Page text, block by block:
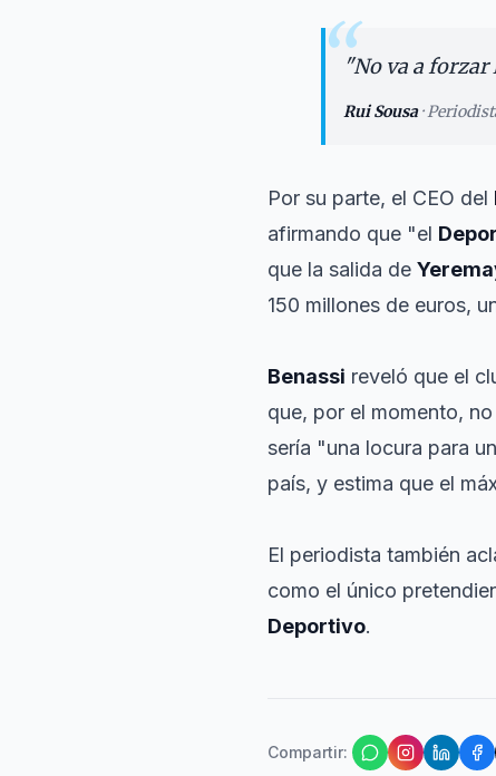
“"No va a forzar
Rui Sousa·
Por su parte, el CEO del
afirmando que "el
que la salida de
150 millones de euros,
Benassi reveló que el
que, por el momento,
sería "una locura para
país, y estima que el
El periodista también
como el único
Deportivo.
Compartir: